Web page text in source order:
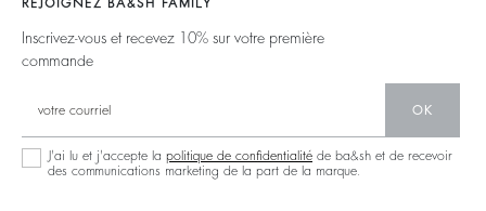
Dos Nus
Denim
Circularité
Talents
Nouvelle Collection
REJOIGNEZ BA&SH FAMILY
Inscrivez-vous et recevez 10% sur votre première
commande
OK
J'ai lu et j'accepte la politique de confidentialité de ba&sh et de recevoir
des communications marketing de la part de la marque.